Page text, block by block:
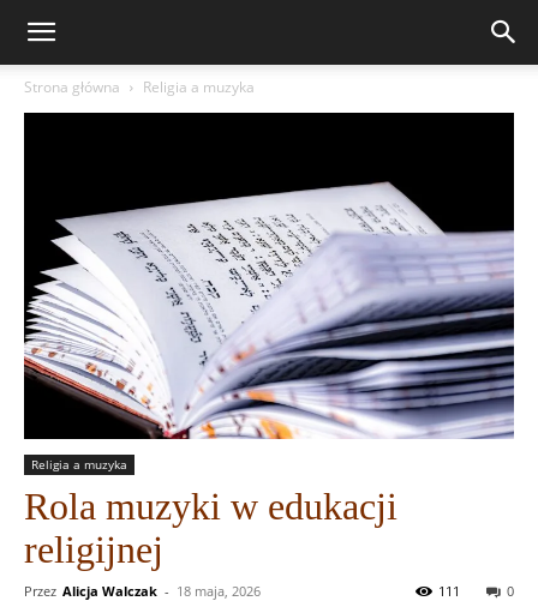
Strona główna Religia a muzyka
Religia a muzyka
Rola muzyki w edukacji
religijnej
Przez Alicja Walczak - 18 maja, 2026 0
111